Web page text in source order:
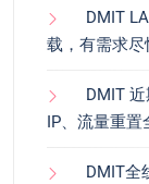
DMIT
载，有需求尽
DMIT
IP、流量重置
DMIT全